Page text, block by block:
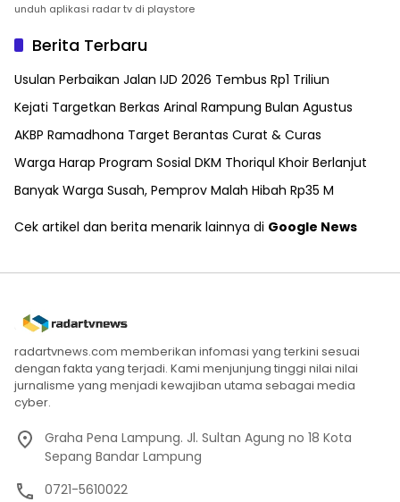
unduh aplikasi radar tv di playstore
Berita Terbaru
Usulan Perbaikan Jalan IJD 2026 Tembus Rp1 Triliun
Kejati Targetkan Berkas Arinal Rampung Bulan Agustus
AKBP Ramadhona Target Berantas Curat & Curas
Warga Harap Program Sosial DKM Thoriqul Khoir Berlanjut
Banyak Warga Susah, Pemprov Malah Hibah Rp35 M
Cek artikel dan berita menarik lainnya di Google News
radartvnews.com memberikan infomasi yang terkini sesuai
dengan fakta yang terjadi. Kami menjunjung tinggi nilai nilai
jurnalisme yang menjadi kewajiban utama sebagai media
cyber.
Graha Pena Lampung. Jl. Sultan Agung no 18 Kota
Sepang Bandar Lampung
0721-5610022